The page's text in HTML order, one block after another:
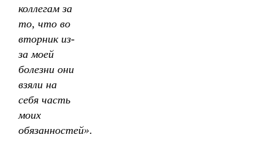
коллегам за
то, что во
вторник из-
за моей
болезни они
взяли на
себя часть
моих
обязанностей».